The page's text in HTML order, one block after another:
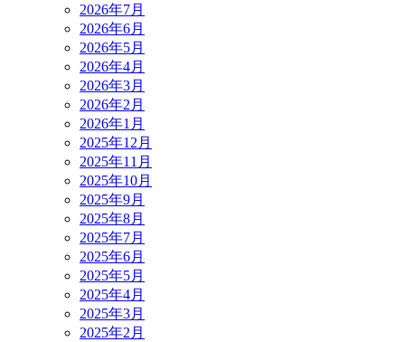
2026年7月
2026年6月
2026年5月
2026年4月
2026年3月
2026年2月
2026年1月
2025年12月
2025年11月
2025年10月
2025年9月
2025年8月
2025年7月
2025年6月
2025年5月
2025年4月
2025年3月
2025年2月